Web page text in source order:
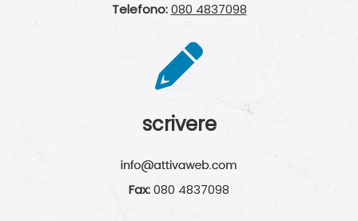
Telefono: 080 4837098
scrivere
Fax:080 4837098